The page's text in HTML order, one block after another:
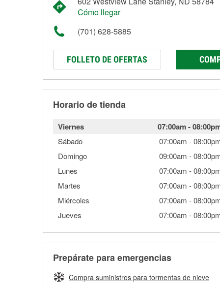
Cómo llegar
(701) 628-5885
FOLLETO DE OFERTAS
Horario de tienda
Viernes 07:00am-
Sábado 07:00am -
Domingo
09:00am -
Lunes
07:00am -
Martes
07:00am -
Miércoles
07:00am -
Jueves
07:00am -
Prepárate para emergencias
Compra suministros para tormentas de nieve